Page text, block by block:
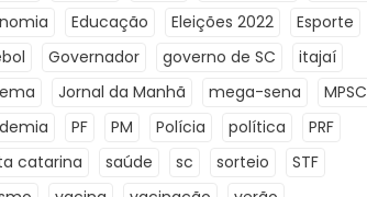
Educação Eleições 2022
Esporte
Governador governo de SC
itajaí
Jornal da Manhã mega-sena
MPSC
PF PM Polícia política
PRF
catarina
saúde sc sorteio
STF